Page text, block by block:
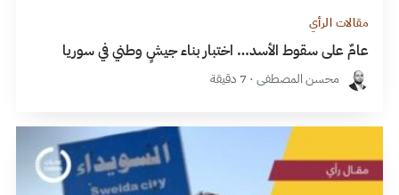
مقالات الرأي
عامٌ على سقوط الأسد… اختبار بناء جيشٍ وطني في سوريا
محسن المصطفى · 7 دقيقة